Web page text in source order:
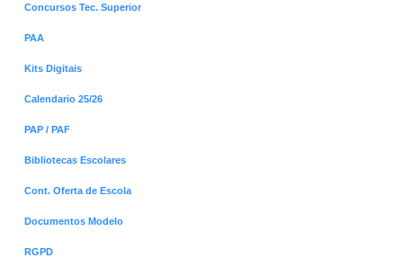
Concursos Tec. Superior
PAA
Kits Digitais
Calendario 25/26
PAP / PAF
Bibliotecas Escolares
Cont. Oferta de Escola
Documentos Modelo
RGPD